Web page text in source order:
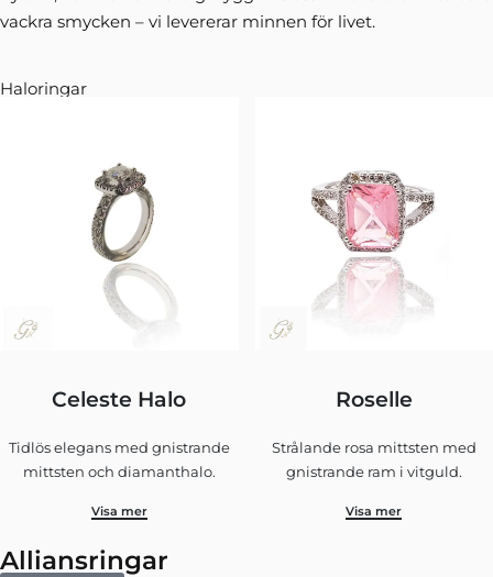
vackra smycken – vi levererar minnen för livet.
Haloringar
Celeste Halo
Tidlös elegans med gnistrande
mittsten och diamanthalo.
Visa mer
Roselle
Strålande rosa mittsten med
gnistrande ram i vitguld.
Visa mer
Alliansringar